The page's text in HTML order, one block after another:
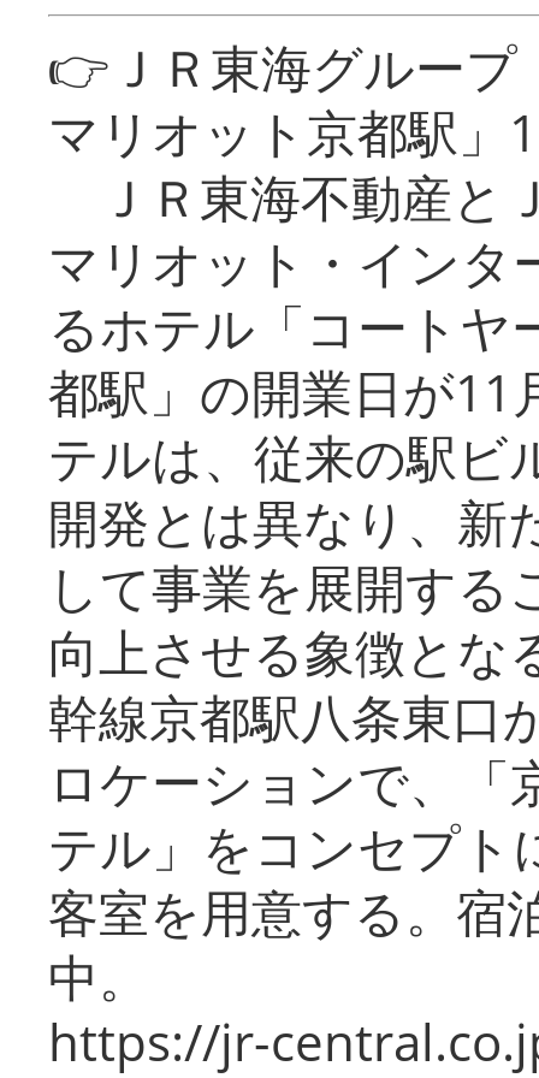
👉ＪＲ東海グルー
マリオット京都駅」
ＪＲ東海不動産と
マリオット・インタ
るホテル「コートヤ
都駅」の開業日が11
テルは、従来の駅ビ
開発とは異なり、新
して事業を展開する
向上させる象徴とな
幹線京都駅八条東口
ロケーションで、「
テル」をコンセプト
客室を用意する。宿
中。
https://jr-